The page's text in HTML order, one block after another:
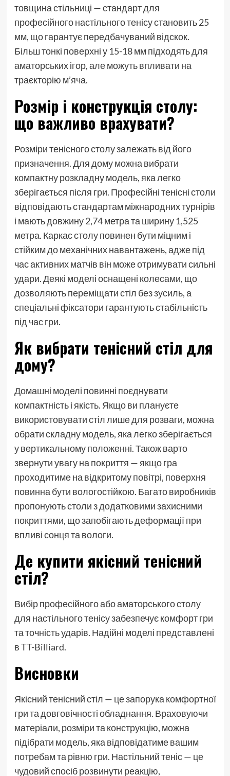
товщина стільниці — стандарт для
професійного настільного тенісу становить 25
мм, що гарантує передбачуваний відскок.
Більш тонкі поверхні у 15-18 мм підходять для
аматорських ігор, але можуть впливати на
траєкторію м’яча.
Розмір і конструкція столу:
що важливо врахувати?
Розміри тенісного столу залежать від його
призначення. Для дому можна вибрати
компактну розкладну модель, яка легко
зберігається після гри. Професійні тенісні столи
відповідають стандартам міжнародних турнірів
і мають довжину 2,74 метра та ширину 1,525
метра. Каркас столу повинен бути міцним і
стійким до механічних навантажень, адже під
час активних матчів він може отримувати сильні
удари. Деякі моделі оснащені колесами, що
дозволяють переміщати стіл без зусиль, а
спеціальні фіксатори гарантують стабільність
під час гри.
Як вибрати тенісний стіл для
дому?
Домашні моделі повинні поєднувати
компактність і якість. Якщо ви плануєте
використовувати стіл лише для розваги, можна
обрати складну модель, яка легко зберігається
у вертикальному положенні. Також варто
звернути увагу на покриття — якщо гра
проходитиме на відкритому повітрі, поверхня
повинна бути вологостійкою. Багато виробників
пропонують столи з додатковими захисними
покриттями, що запобігають деформації при
впливі сонця та вологи.
Де купити якісний тенісний
стіл?
Вибір професійного або аматорського столу
для настільного тенісу забезпечує комфорт гри
та точність ударів. Надійні моделі представлені
вTT-Billiard.
Висновки
Якісний тенісний стіл — це запорука комфортної
гри та довговічності обладнання. Враховуючи
матеріали, розміри та конструкцію, можна
підібрати модель, яка відповідатиме вашим
потребам та рівню гри. Настільний теніс — це
чудовий спосіб розвинути реакцію,